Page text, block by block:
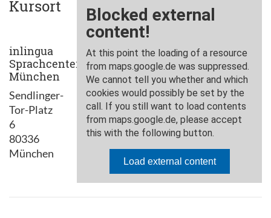
Kursort
inlingua
Sprachcenter
München
Sendlinger-
Tor-Platz
6
80336
München